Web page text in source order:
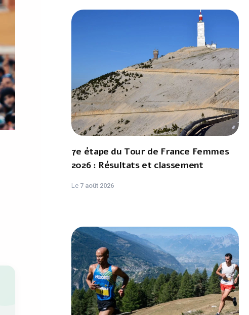
7e étape du Tour de France Femmes
2026 : Résultats et classement
Le 7 août 2026